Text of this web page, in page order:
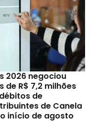
2026 negociou
de R$ 7,2 milhões
de
de Canela
início de agosto